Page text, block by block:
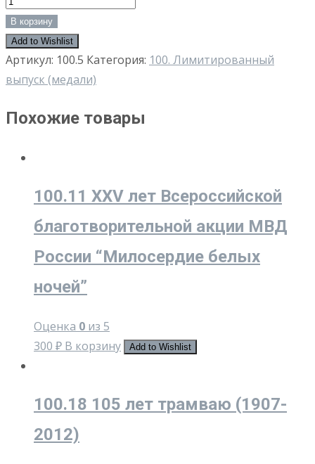
В корзину
Add to Wishlist
Артикул: 100.5 Категория: 100. Лимитированный
выпуск (медали)
Похожие товары
100.11 XXV лет Всероссийской
благотворительной акции МВД
России “Милосердие белых
ночей”
Оценка 0 из 5
300 ₽ В корзину Add to Wishlist
100.18 105 лет трамваю (1907-
2012)